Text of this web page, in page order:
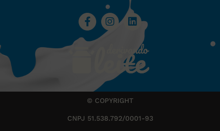
© COPYRIGHT
CNPJ 51.538.792/0001-93